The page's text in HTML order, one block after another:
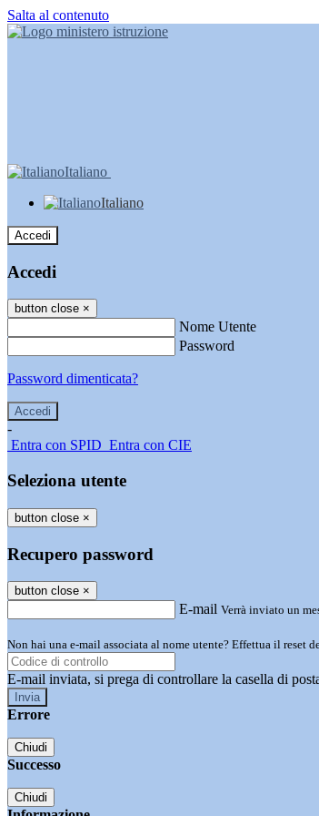
Salta al contenuto
Italiano
Italiano
Accedi
Accedi
button close ×
Nome Utente
Password
Password dimenticata?
-
Entra con SPID Entra con CIE
Seleziona utente
button close ×
Recupero password
button close ×
E-mail Verrà inviato un
Non hai una e-mail associata al nome utente? Effettua il reset
E-mail inviata, si prega di controllare la casella di
Errore
Chiudi
Successo
Chiudi